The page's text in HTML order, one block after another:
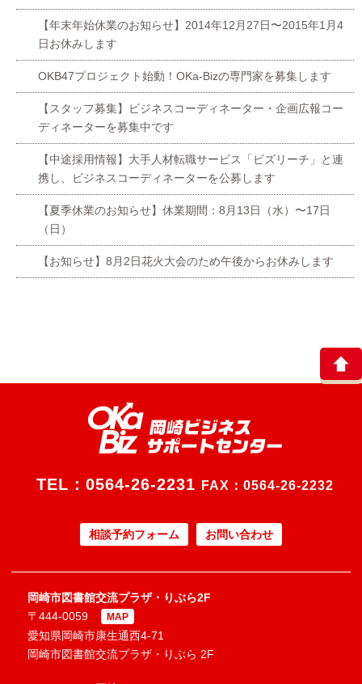
【年末年始休業のお知らせ】2014年12月27日〜2015年1月4
日お休みします
OKB47プロジェクト始動！OKa-Bizの専門家を募集します
【スタッフ募集】ビジネスコーディネーター・企画広報コー
ディネーターを募集中です
【中途採用情報】大手人材転職サービス「ビズリーチ」と連
携し、ビジネスコーディネーターを公募します
【夏季休業のお知らせ】休業期間：8月13日（水）〜17日
（日）
【お知らせ】8月2日花火大会のため午後からお休みします
TEL： 0564-26-2231 FAX：0564-26-2232
相談予約フォーム お問い合わせ
岡崎市図書館交流プラザ・りぶら2F
〒444-0059
MAP
愛知県岡崎市康生通西4-71
岡崎市図書館交流プラザ・りぶら 2F